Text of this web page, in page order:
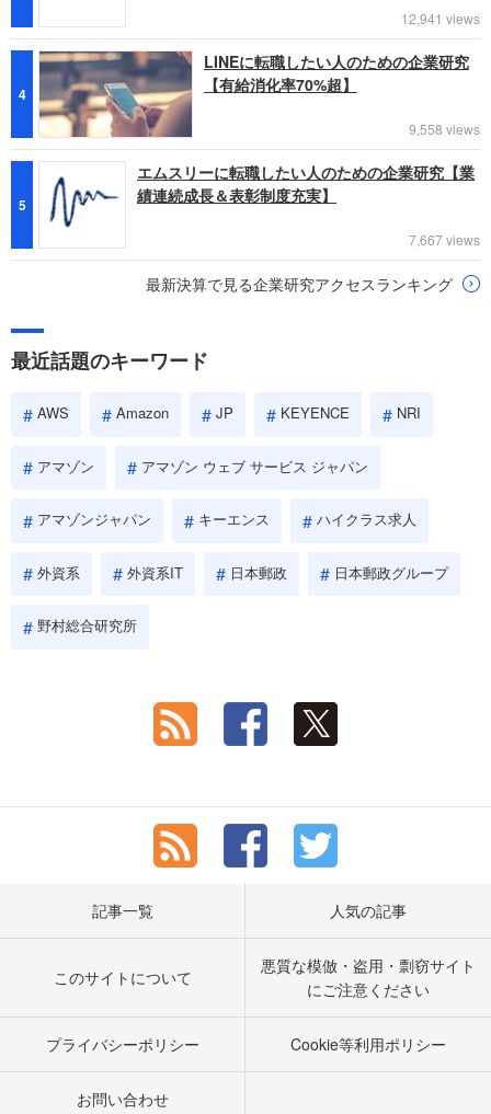
12,941 views
4
LINEに転職したい人のための企業研究
【有給消化率70%超】
9,558 views
5
エムスリーに転職したい人のための企業研究【業
績連続成長＆表彰制度充実】
7,667 views
最新決算で見る企業研究アクセスランキング
最近話題のキーワード
AWS Amazon JP KEYENCE NRI
アマゾン アマゾン ウェブ サービス ジャパン
アマゾンジャパン キーエンス ハイクラス求人
外資系 外資系IT 日本郵政 日本郵政グループ
野村総合研究所
記事一覧 人気の記事
このサイトについて
悪質な模倣・盗用・剽窃サイト
にご注意ください
プライバシーポリシー Cookie等利用ポリシー
お問い合わせ